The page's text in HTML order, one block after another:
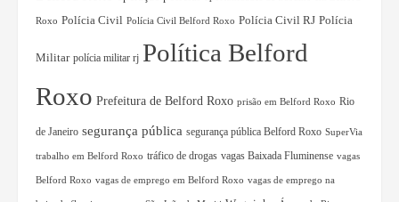
Roxo Polícia Civil Polícia Civil Belford Roxo Polícia Civil RJ Polícia
Militar polícia militar rj Política Belford
Roxo Prefeitura de Belford Roxo prisão em Belford Roxo Rio
de Janeiro segurança pública segurança pública Belford Roxo SuperVia
trabalho em Belford Roxo tráfico de drogas vagas Baixada Fluminense vagas
Belford Roxo vagas de emprego em Belford Roxo vagas de emprego na